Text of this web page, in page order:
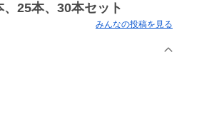
25本、30本セット
みんなの投稿を見る